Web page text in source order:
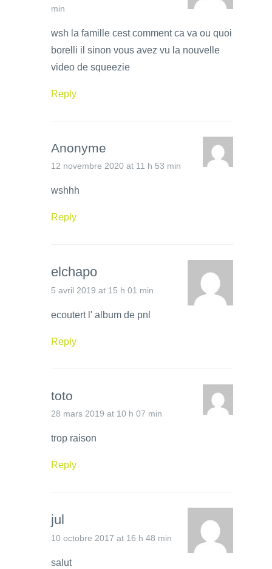
min
wsh la famille cest comment ca va ou quoi
borelli il sinon vous avez vu la nouvelle
video de squeezie
Reply
Anonyme
12 novembre 2020 at 11 h 53 min
wshhh
Reply
elchapo
5 avril 2019 at 15 h 01 min
ecoutert l' album de pnl
Reply
toto
28 mars 2019 at 10 h 07 min
trop raison
Reply
jul
10 octobre 2017 at 16 h 48 min
salut